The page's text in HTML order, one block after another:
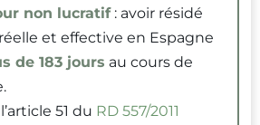
non lucratif: avoir résidé
et effective en Espagne
de 183 jours au cours de
51 du RD 557/2011